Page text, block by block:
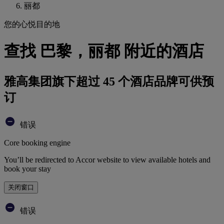
丽都
您的心悦目的地
查找 巴黎，丽都 附近的酒店
雅高集团旗下超过 45 个酒店品牌可供预
订
错误
Core booking engine
You’ll be redirected to Accor website to view available hotels and
book your stay
关闭窗口
错误